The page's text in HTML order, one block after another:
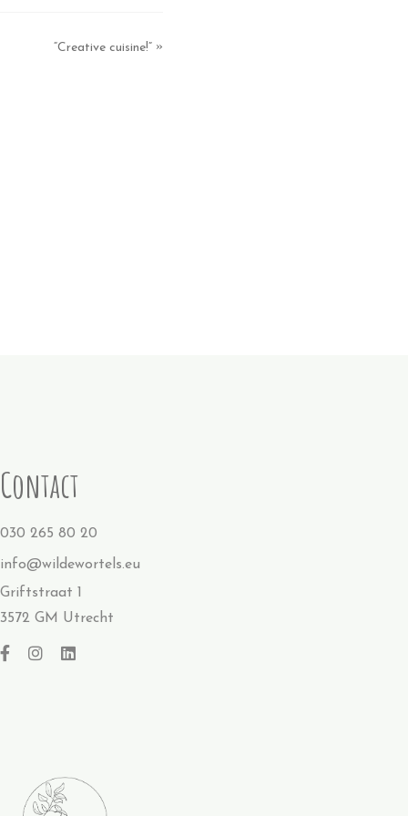
“Creative cuisine!” »
Contact
030 265 80 20
info@wildewortels.eu
Griftstraat 1
3572 GM Utrecht